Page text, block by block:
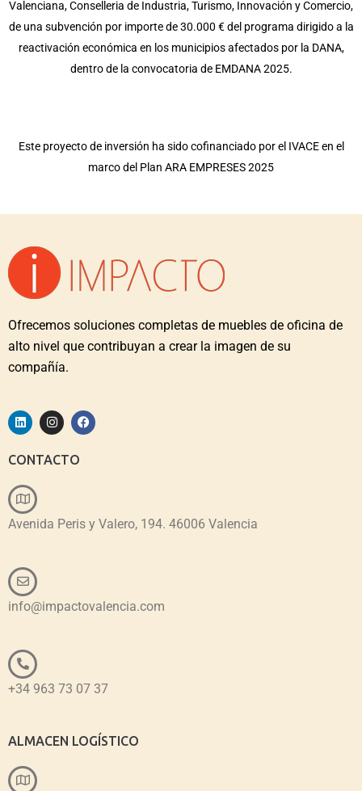
Valenciana, Conselleria de Industria, Turismo, Innovación y Comercio,
de una subvención por importe de 30.000 € del programa dirigido a la
reactivación económica en los municipios afectados por la DANA,
dentro de la convocatoria de EMDANA 2025.
Este proyecto de inversión ha sido cofinanciado por el IVACE en el
marco del Plan ARA EMPRESES 2025
Ofrecemos soluciones completas de muebles de oficina de
alto nivel que contribuyan a crear la imagen de su
compañía.
CONTACTO
Avenida Peris y Valero, 194. 46006 Valencia
info@impactovalencia.com
+34 963 73 07 37
ALMACEN LOGÍSTICO